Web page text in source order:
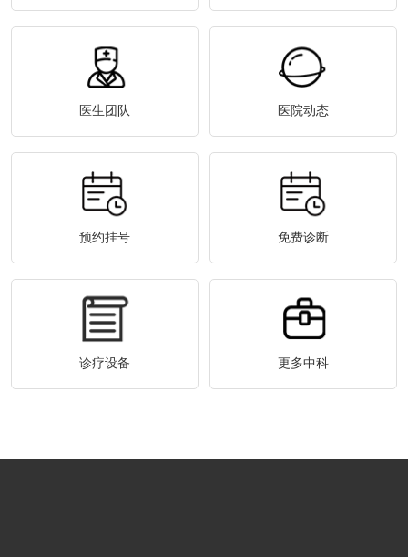
医生团队 医院动态
预约挂号 免费诊断
诊疗设备 更多中科